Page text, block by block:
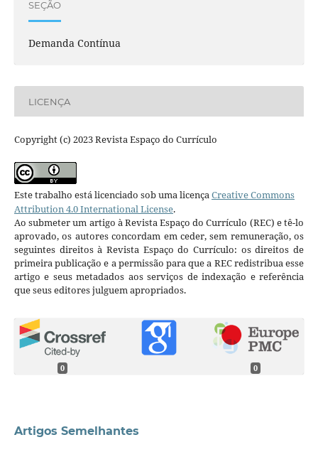
SEÇÃO
Demanda Contínua
LICENÇA
Copyright (c) 2023 Revista Espaço do Currículo
Este trabalho está licenciado sob uma licençaCreative Commons
Attribution 4.0 International License.
Ao submeter um artigo à Revista Espaço do Currículo (REC) e tê-lo
aprovado, os autores concordam em ceder, sem remuneração, os
seguintes direitos à Revista Espaço do Currículo: os direitos de
primeira publicação e a permissão para que a REC redistribua esse
artigo e seus metadados aos serviços de indexação e referência
que seus editores julguem apropriados.
0 0
Artigos Semelhantes